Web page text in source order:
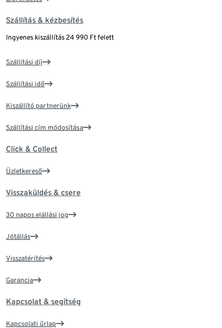
Szállítás & kézbesítés
Ingyenes kiszállítás 24 990 Ft felett
Szállítási díj
Szállítási idő
Kiszállító partnerünk
Szállítási cím módosítása
Click & Collect
Üzletkereső
Visszaküldés & csere
30 napos elállási jog
Jótállás
Visszatérítés
Garancia
Kapcsolat & segítség
Kapcsolati űrlap